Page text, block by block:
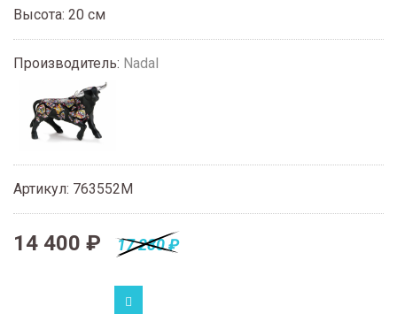
Высота: 20 см
Производитель: Nadal
Артикул: 763552M
14 400 ₽ 17 280 ₽